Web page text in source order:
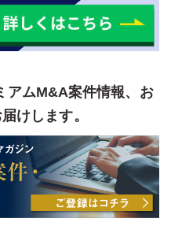
アムM&A案件情報、お
けします。